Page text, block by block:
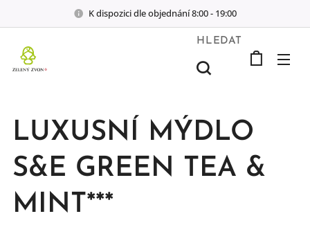
K dispozici dle objednání 8:00 - 19:00
HLEDAT
LUXUSNÍ MÝDLO
S&E GREEN TEA &
MINT***